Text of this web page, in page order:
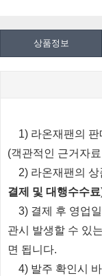
상품정보
1) 라온재팬의 판
(객관적인 근거자
2) 라온재팬의 상
결제 및 대행수수료
3) 결제 후 영업
관시 발생할 수 있
면 됩니다.
4) 발주 확인시